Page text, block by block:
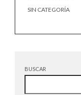
SIN CATEGORÍA
BUSCAR